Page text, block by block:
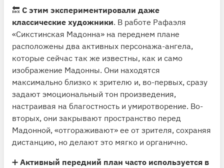
🔙 С этим экспериментировали даже
классические художники. В работе Рафаэля
«Сикстинская Мадонна» на переднем плане
расположены два активных персонажа-ангела,
которые сейчас так же известны, как и само
изображение Мадонны. Они находятся
максимально близко к зрителю и, во-первых, сразу
задают эмоциональный тон произведения,
настраивая на благостность и умиротворение. Во-
вторых, они закрывают пространство перед
Мадонной, «отгораживают» ее от зрителя, сохраняя
дистанцию, но делают это мягко и органично.
➕ Активный передний план часто используется в